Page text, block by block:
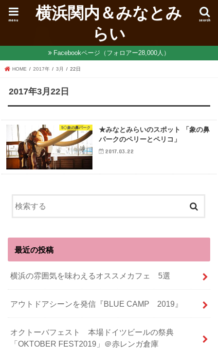
横浜関内＆みなとみ
らい
search
menu
Facebookページ（フォロアー28,000人）
HOME 2017年 3月 22日
2017年3月22日
5◇象の鼻パーク
★みなとみらいのスポット 「象の鼻
パークのペリーとペリコ」
2017.03.22
最近の投稿
横浜の雰囲気を味わえるオススメカフェ 5選
アウトドアシーンを発信『BLUE CAMP 2019』
オクトーバフェスト 本場ドイツビールの祭典
「OKTOBER FEST2019」＠赤レンガ倉庫